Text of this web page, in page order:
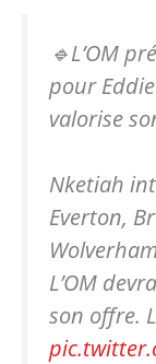
🔹L’OM
pour
valorise
Nketiah
Everton,
L’OM
son offre.